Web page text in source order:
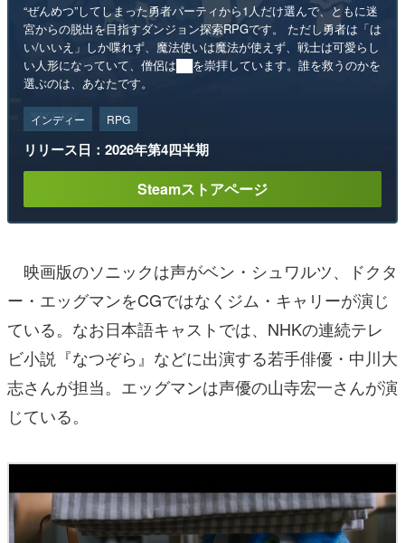
“ぜんめつ”してしまった勇者パーティから1人だけ選んで、ともに迷
宮からの脱出を目指すダンジョン探索RPGです。 ただし勇者は「は
い/いいえ」しか喋れず、魔法使いは魔法が使えず、戦士は可愛らし
い人形になっていて、僧侶は██を崇拝しています。誰を救うのかを
選ぶのは、あなたです。
インディー RPG
リリース日：2026年第4四半期
Steamストアページ
映画版のソニックは声がベン・シュワルツ、ドクタ
ー・エッグマンをCGではなくジム・キャリーが演じ
ている。なお日本語キャストでは、NHKの連続テレ
ビ小説『なつぞら』などに出演する若手俳優・中川大
志さんが担当。エッグマンは声優の山寺宏一さんが演
じている。